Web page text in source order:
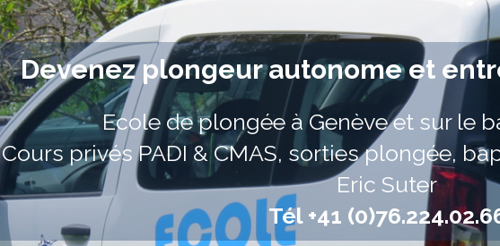
Devenez plongeur autonome et
Ecole de plongée à Genève et sur le
Cours privés PADI & CMAS, sorties plongée,
Eric Suter
Tél +41